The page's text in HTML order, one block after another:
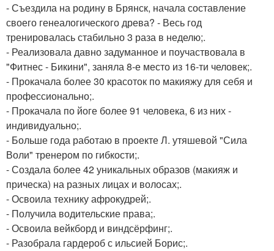
- Съездила на родину в Брянск, начала составление
своего генеалогического древа? - Весь год
тренировалась стабильно 3 раза в неделю;.
- Реализовала давно задуманное и поучаствовала в
"Фитнес - Бикини", заняла 8-е место из 16-ти человек;.
- Прокачала более 30 красоток по макияжу для себя и
профессионально;.
- Прокачала по йоге более 91 человека, 6 из них -
индивидуально;.
- Больше года работаю в проекте Л. утяшевой "Сила
Воли" тренером по гибкости;.
- Создала более 42 уникальных образов (макияж и
прическа) на разных лицах и волосах;.
- Освоила технику афрокудрей;.
- Получила водительские права;.
- Освоила вейкборд и виндсёрфинг;.
- Разобрала гардероб с ильсией Борис;.